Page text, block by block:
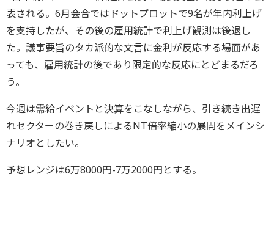
表される。6月会合ではドットプロットで9名が年内利上げ
を支持したが、その後の雇用統計で利上げ観測は後退し
た。議事要旨のタカ派的な文言に金利が反応する場面があ
っても、雇用統計の後であり限定的な反応にとどまるだろ
う。
今週は需給イベントと決算をこなしながら、引き続き出遅
れセクターの巻き戻しによるNT倍率縮小の展開をメインシ
ナリオとしたい。
予想レンジは6万8000円-7万2000円とする。